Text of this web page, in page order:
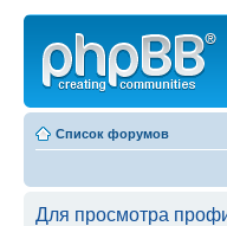
Список форумов
Для просмотра